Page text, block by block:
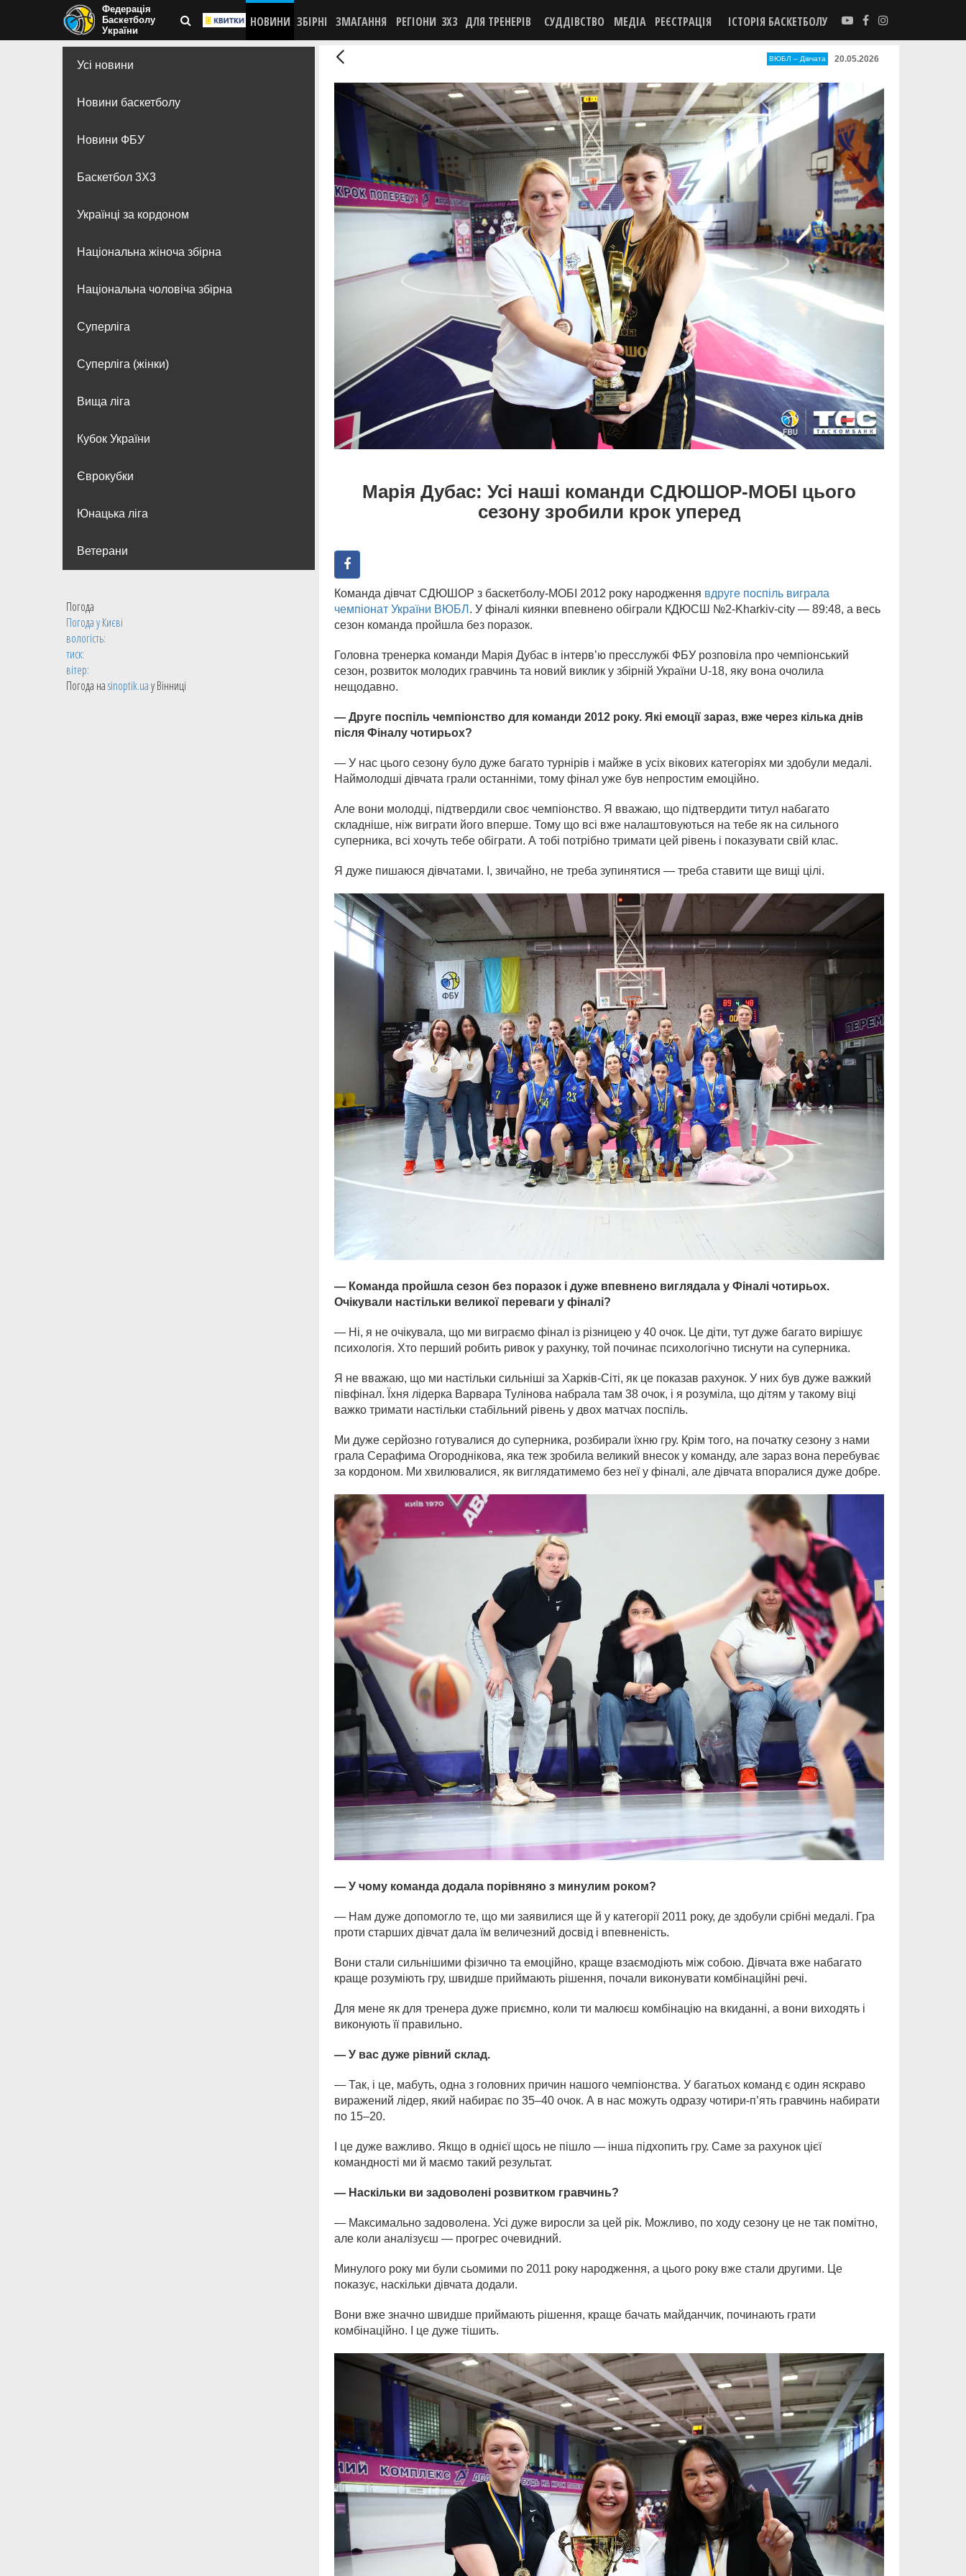
Федерація
Баскетболу
України
НОВИНИ ЗБІРНІ ЗМАГАННЯ РЕГІОНИ 3X3 ДЛЯ ТРЕНЕРІВ СУДДІВСТВО МЕДІА РЕЄСТРАЦІЯ ІСТОРІЯ БАСКЕТБОЛУ
Усі новини
Новини баскетболу
Новини ФБУ
Баскетбол 3Х3
Українці за кордоном
Національна жіноча збірна
Національна чоловіча збірна
Суперліга
Суперліга (жінки)
Вища лiга
Кубок України
Єврокубки
Юнацька ліга
Ветерани
Погода
Погода уКиєві
вологість:
тиск:
вітер:
Погода наsinoptik.uaу Вінниці
ВЮБЛ – Дiвчата 20.05.2026
Марія Дубас: Усі наші команди СДЮШОР-МОБІ цього
сезону зробили крок уперед
Команда дівчат СДЮШОР з баскетболу-МОБІ 2012 року народження вдруге поспіль виграла
чемпіонат України ВЮБЛ . У фіналі киянки впевнено обіграли КДЮСШ №2-Kharkiv-city — 89:48, а весь
сезон команда пройшла без поразок.
Головна тренерка команди Марія Дубас в інтерв’ю пресслужбі ФБУ розповіла про чемпіонський
сезон, розвиток молодих гравчинь та новий виклик у збірній України U-18, яку вона очолила
нещодавно.
— Друге поспіль чемпіонство для команди 2012 року. Які емоції зараз, вже через кілька днів
після Фіналу чотирьох?
— У нас цього сезону було дуже багато турнірів і майже в усіх вікових категоріях ми здобули медалі.
Наймолодші дівчата грали останніми, тому фінал уже був непростим емоційно.
Але вони молодці, підтвердили своє чемпіонство. Я вважаю, що підтвердити титул набагато
складніше, ніж виграти його вперше. Тому що всі вже налаштовуються на тебе як на сильного
суперника, всі хочуть тебе обіграти. А тобі потрібно тримати цей рівень і показувати свій клас.
Я дуже пишаюся дівчатами. І, звичайно, не треба зупинятися — треба ставити ще вищі цілі.
— Команда пройшла сезон без поразок і дуже впевнено виглядала у Фіналі чотирьох.
Очікували настільки великої переваги у фіналі?
— Ні, я не очікувала, що ми виграємо фінал із різницею у 40 очок. Це діти, тут дуже багато вирішує
психологія. Хто перший робить ривок у рахунку, той починає психологічно тиснути на суперника.
Я не вважаю, що ми настільки сильніші за Харків-Сіті, як це показав рахунок. У них був дуже важкий
півфінал. Їхня лідерка Варвара Тулінова набрала там 38 очок, і я розуміла, що дітям у такому віці
важко тримати настільки стабільний рівень у двох матчах поспіль.
Ми дуже серйозно готувалися до суперника, розбирали їхню гру. Крім того, на початку сезону з нами
грала Серафима Огороднікова, яка теж зробила великий внесок у команду, але зараз вона перебуває
за кордоном. Ми хвилювалися, як виглядатимемо без неї у фіналі, але дівчата впоралися дуже добре.
— У чому команда додала порівняно з минулим роком?
— Нам дуже допомогло те, що ми заявилися ще й у категорії 2011 року, де здобули срібні медалі. Гра
проти старших дівчат дала їм величезний досвід і впевненість.
Вони стали сильнішими фізично та емоційно, краще взаємодіють між собою. Дівчата вже набагато
краще розуміють гру, швидше приймають рішення, почали виконувати комбінаційні речі.
Для мене як для тренера дуже приємно, коли ти малюєш комбінацію на вкиданні, а вони виходять і
виконують її правильно.
— У вас дуже рівний склад.
— Так, і це, мабуть, одна з головних причин нашого чемпіонства. У багатьох команд є один яскраво
виражений лідер, який набирає по 35–40 очок. А в нас можуть одразу чотири-п’ять гравчинь набирати
по 15–20.
І це дуже важливо. Якщо в однієї щось не пішло — інша підхопить гру. Саме за рахунок цієї
командності ми й маємо такий результат.
— Наскільки ви задоволені розвитком гравчинь?
— Максимально задоволена. Усі дуже виросли за цей рік. Можливо, по ходу сезону це не так помітно,
але коли аналізуєш — прогрес очевидний.
Минулого року ми були сьомими по 2011 року народження, а цього року вже стали другими. Це
показує, наскільки дівчата додали.
Вони вже значно швидше приймають рішення, краще бачать майданчик, починають грати
комбінаційно. І це дуже тішить.